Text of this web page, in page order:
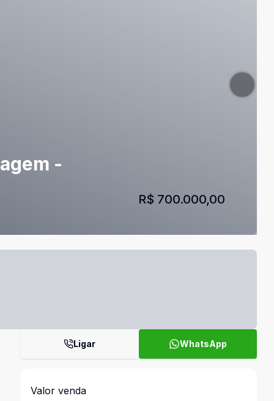
-
R$ 700.000,00
Ligar WhatsApp
Valor venda